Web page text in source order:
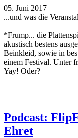
05. Juni 2017
...und was die
*Frump... die
akustisch bestens
Beinkleid, sowie in
einem Festival. Unter
Yay! Oder?
Podcast:
Ehret